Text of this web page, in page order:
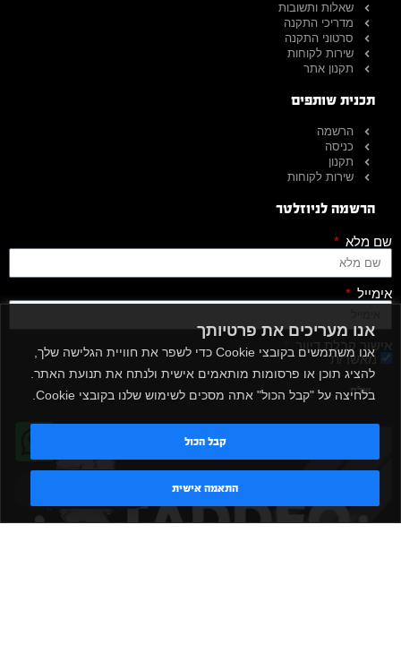
אנו מעריכים את פרטיותך
אנו משתמשים בקובצי Cookie כדי לשפר את חוויית הגלישה שלך,
להציג תוכן או פרסומות מותאמים אישית ולנתח את תנועת האתר.
בלחיצה על "קבל הכול" אתה מסכים לשימוש שלנו בקובצי Cookie.
התאמה אישית
קבל הכול
שאלות ותשובות
מדריכי התקנה
סרטוני התקנה
שירות לקוחות
תקנון אתר
תכנית שותפים
הרשמה
כניסה
תקנון
שירות לקוחות
הרשמה לניוזלטר
שם מלא
אימייל
אישור קבלת דיוור
מאשר/ת
שלח